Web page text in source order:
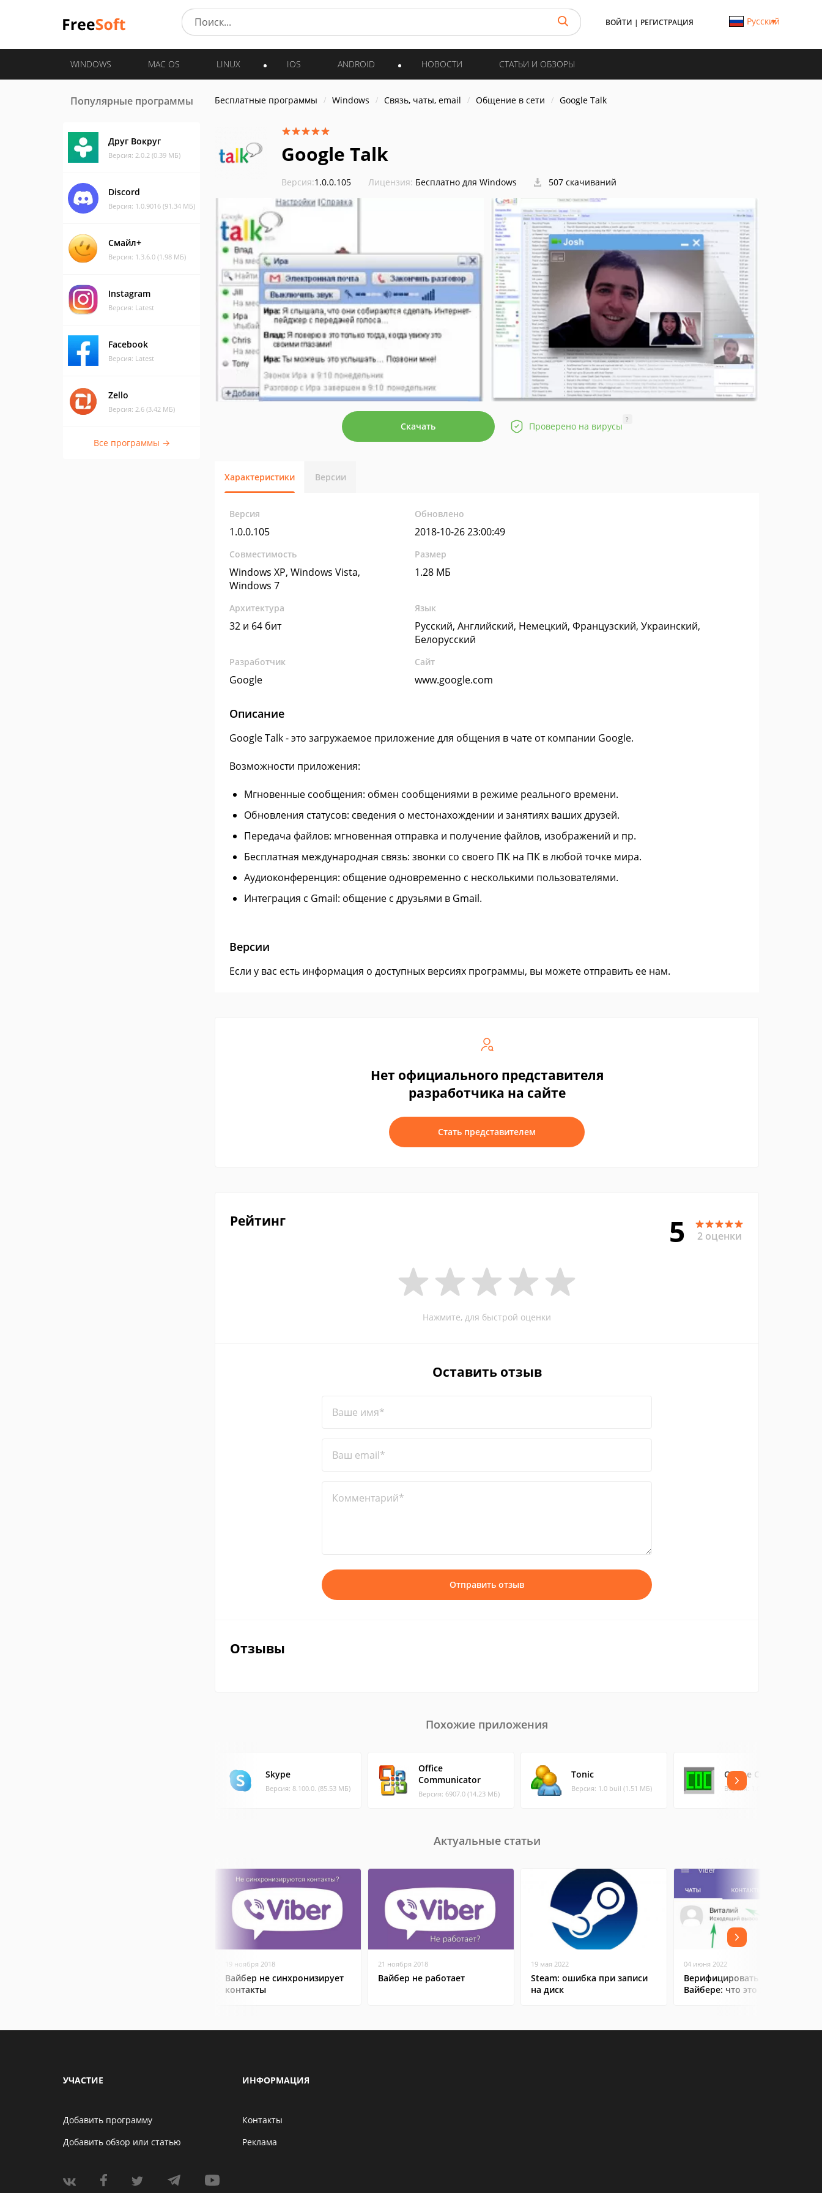
ВОЙТИ | РЕГИСТРАЦИЯ Русский
WINDOWS MAC OS LINUX IOS ANDROID НОВОСТИ СТАТЬИ И ОБЗОРЫ
Популярные программы
Друг Вокруг
Версия: 2.0.2 (0.39 МБ)
Discord
Версия: 1.0.9016 (91.34 МБ)
Смайл+
Версия: 1.3.6.0 (1.98 МБ)
Instagram
Версия: Latest
Facebook
Версия: Latest
Zello
Версия: 2.6 (3.42 МБ)
Все программы →
Бесплатные программы Windows Связь, чаты, email Общение в сети Google Talk
Google Talk
Версия:1.0.0.105 Лицензия: Бесплатно для Windows 507 скачиваний
Скачать Проверено на вирусы
?
Характеристики Версии
Версия
1.0.0.105
Обновлено
2018-10-26 23:00:49
Совместимость
Windows XP, Windows Vista,
Windows 7
Размер
1.28 МБ
Архитектура
32 и 64 бит
Язык
Русский, Английский, Немецкий, Французский, Украинский,
Белорусский
Разработчик
Google
Сайт
www.google.com
Описание
Google Talk - это загружаемое приложение для общения в чате от компании Google.
Возможности приложения:
Мгновенные сообщения: обмен сообщениями в режиме реального времени.
Обновления статусов: сведения о местонахождении и занятиях ваших друзей.
Передача файлов: мгновенная отправка и получение файлов, изображений и пр.
Бесплатная международная связь: звонки со своего ПК на ПК в любой точке мира.
Аудиоконференция: общение одновременно с несколькими пользователями.
Интеграция с Gmail: общение с друзьями в Gmail.
Версии
Если у вас есть информация о доступных версиях программы, вы можете отправить ее нам.
Нет официального представителя
разработчика на сайте
Стать представителем
Рейтинг 5 2 оценки
Нажмите, для быстрой оценки
Оставить отзыв
Ваше имя*
Ваш email*
Комментарий*
Отправить отзыв
Отзывы
Похожие приложения
Skype
Версия: 8.100.0. (85.53 МБ)
Office
Communicator
Версия: 6907.0 (14.23 МБ)
Tonic
Версия: 1.0 buil (1.51 МБ)
Online Cool Chat
Версия: 1.0 (0.87 МБ)
Актуальные статьи
19 ноября 2018
Вайбер не синхронизирует
контакты
21 ноября 2018
Вайбер не работает
19 мая 2022
Steam: ошибка при записи
на диск
04 июня 2022
Верифицировать контакт в
Вайбере: что это значит
УЧАСТИЕ
Добавить программу
Добавить обзор или статью
ИНФОРМАЦИЯ
Контакты
Реклама